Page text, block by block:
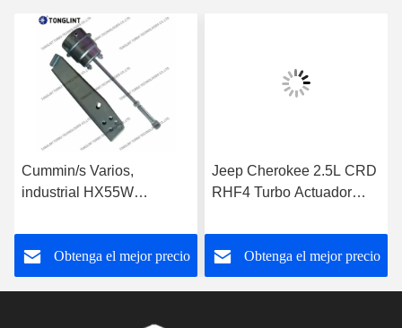
Cummin/s Varios,
industrial HX55W
turbocompresor 3592778
Obtenga el mejor precio
Jeep Cherokee 2.5L CRD
RHF4 Turbo Actuador
turbocompresor
VF40A013 VA70
Obtenga el mejor precio